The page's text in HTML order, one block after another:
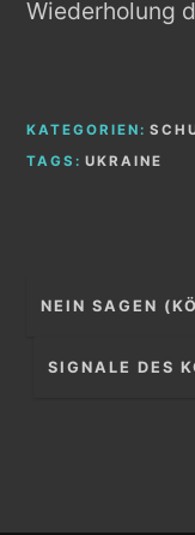
Wiederholung
KATEGORIEN:
TAGS: UKRAINE
NEIN SAGEN
SIGNALE DES